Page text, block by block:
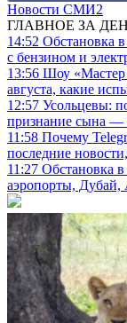
Новости СМИ2
ГЛАВНОЕ ЗА
14:52 Обстановка
с бензином и
13:56 Шоу «Мастер
августа, какие
12:57 Усольцевы:
признание сына —
11:58 Почему
последние
11:27 Обстановка
аэропорты, Дубай,